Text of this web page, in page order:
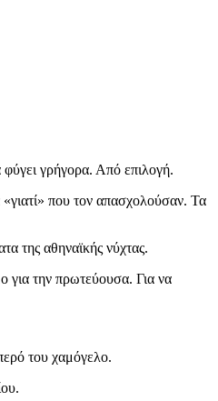
γρήγορα. Από επιλογή.
που τον απασχολούσαν. Τα
της αθηναϊκής νύχτας.
για την πρωτεύουσα. Για να
του χαμόγελο.